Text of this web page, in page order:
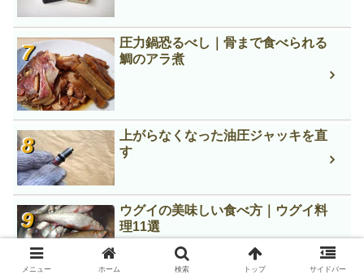
圧力鍋恐るべし｜骨まで食べられる
鯛のアラ煮
上がらなくなった油圧ジャッキを直
す
ウグイの美味しい食べ方｜ウグイ料
理11選
メニュー ホーム 検索 トップ サイドバー